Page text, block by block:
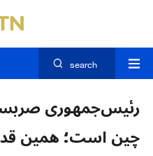
search
رئیس‌جمهوری
چین است؛ همین